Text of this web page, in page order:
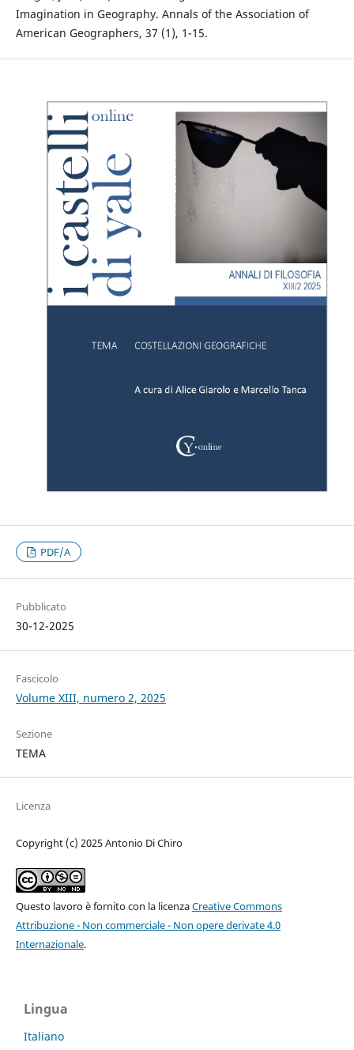
Imagination in Geography. Annals of the Association of
American Geographers, 37 (1), 1-15.
PDF/A
Pubblicato
30-12-2025
Fascicolo
Volume XIII, numero 2, 2025
Sezione
TEMA
Licenza
Copyright (c) 2025 Antonio Di Chiro
Questo lavoro è fornito con la licenzaCreative Commons
Attribuzione - Non commerciale - Non opere derivate 4.0
Internazionale.
Lingua
Italiano